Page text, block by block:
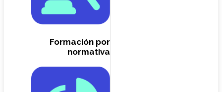
Formación por
normativa